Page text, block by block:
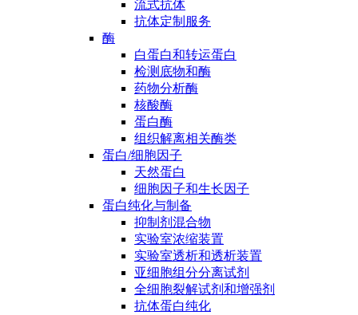
流式抗体
抗体定制服务
酶
白蛋白和转运蛋白
检测底物和酶
药物分析酶
核酸酶
蛋白酶
组织解离相关酶类
蛋白/细胞因子
天然蛋白
细胞因子和生长因子
蛋白纯化与制备
抑制剂混合物
实验室浓缩装置
实验室透析和透析装置
亚细胞组分分离试剂
全细胞裂解试剂和增强剂
抗体蛋白纯化